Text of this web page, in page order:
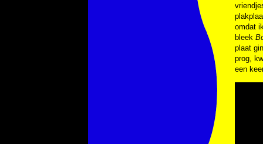
omdat
bleek
plaat
prog,
een